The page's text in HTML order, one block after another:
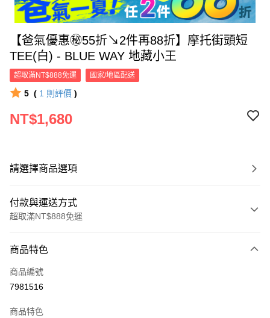
【爸氣優惠㊙55折↘2件再88折】摩托街頭短
TEE(白) - BLUE WAY 地藏小王
超取滿NT$888免運 國家/地區配送
5 ( 1 則評價 )
NT$1,680
請選擇商品選項
付款與運送方式
超取滿NT$888免運
信用卡一次付款
超商取貨付款
商品特色
商品編號
7981516
商品特色